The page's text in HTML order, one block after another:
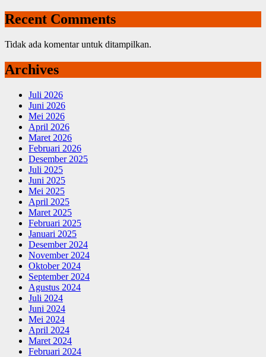
Recent Comments
Tidak ada komentar untuk ditampilkan.
Archives
Juli 2026
Juni 2026
Mei 2026
April 2026
Maret 2026
Februari 2026
Desember 2025
Juli 2025
Juni 2025
Mei 2025
April 2025
Maret 2025
Februari 2025
Januari 2025
Desember 2024
November 2024
Oktober 2024
September 2024
Agustus 2024
Juli 2024
Juni 2024
Mei 2024
April 2024
Maret 2024
Februari 2024